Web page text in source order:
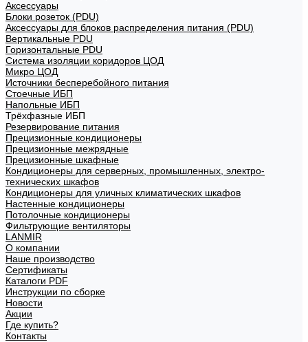
Аксессуары
Блоки розеток (PDU)
Аксессуары для блоков распределения питания (PDU)
Вертикальные PDU
Горизонтальные PDU
Система изоляции коридоров ЦОД
Микро ЦОД
Источники бесперебойного питания
Стоечные ИБП
Напольные ИБП
Трёхфазные ИБП
Резервирование питания
Прецизионные кондиционеры
Прецизионные межрядные
Прецизионные шкафные
Кондиционеры для серверных, промышленных, электро-
технических шкафов
Кондиционеры для уличных климатических шкафов
Настенные кондиционеры
Потолочные кондиционеры
Фильтрующие вентиляторы
LANMIR
О компании
Наше производство
Сертификаты
Каталоги PDF
Инструкции по сборке
Новости
Акции
Где купить?
Контакты